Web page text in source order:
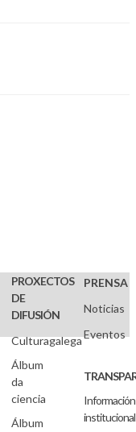
PROXECTOS
DE
DIFUSIÓN
Culturagalega
Álbum
da
ciencia
Álbum
PRENSA
Noticias
Eventos
Información
institucional